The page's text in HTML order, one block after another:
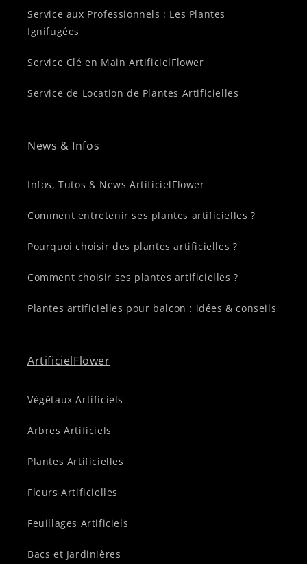
Service aux Professionnels : Les Plantes
Ignifugées
Service Clé en Main ArtificielFlower
Service de Location de Plantes Artificielles
News & Infos
Infos, Tutos & News ArtificielFlower
Comment entretenir ses plantes artificielles ?
Pourquoi choisir des plantes artificielles ?
Comment choisir ses plantes artificielles ?
Plantes artificielles pour balcon : idées & conseils
ArtificielFlower
Végétaux Artificiels
Arbres Artificiels
Plantes Artificielles
Fleurs Artificielles
Feuillages Artificiels
Bacs et Jardinières